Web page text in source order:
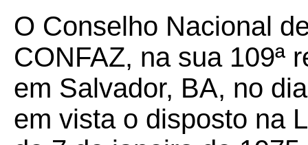
O Conselho Nacional
CONFAZ, na sua 109ª
em Salvador, BA, no
em vista o disposto na